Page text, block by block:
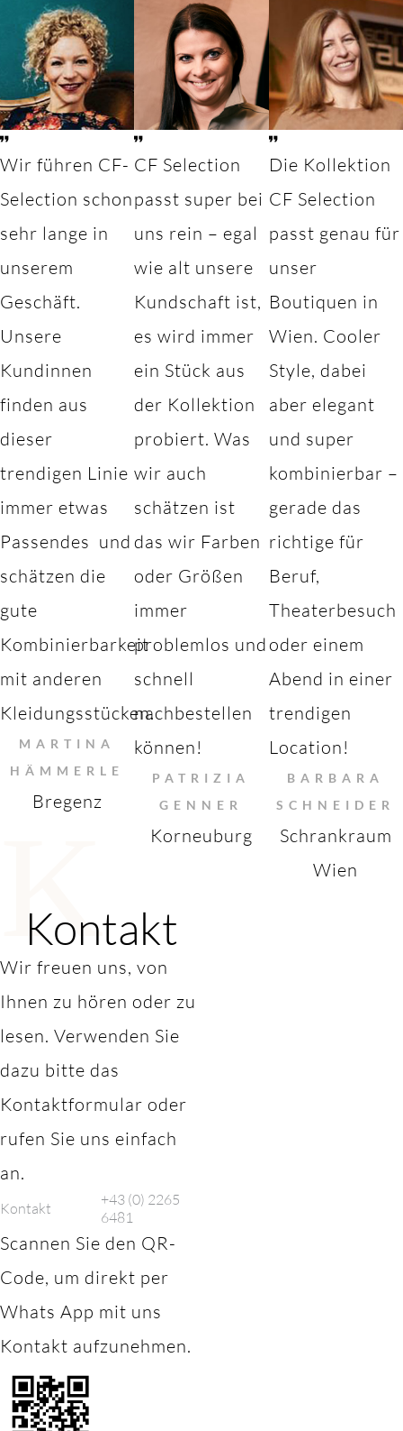
Wir führen CF-
Selection schon
sehr lange in
unserem
Geschäft.
Unsere
Kundinnen
finden aus
dieser
trendigen Linie
immer etwas
Passendes und
schätzen die
gute
Kombinierbarkeit
mit anderen
Kleidungsstücken.
MARTINA
HÄMMERLE
Bregenz
CF Selection
passt super bei
uns rein – egal
wie alt unsere
Kundschaft ist,
es wird immer
ein Stück aus
der Kollektion
probiert. Was
wir auch
schätzen ist
das wir Farben
oder Größen
immer
problemlos und
schnell
nachbestellen
können!
PATRIZIA
GENNER
Korneuburg
Die Kollektion
CF Selection
passt genau für
unser
Boutiquen in
Wien. Cooler
Style, dabei
aber elegant
und super
kombinierbar –
gerade das
richtige für
Beruf,
Theaterbesuch
oder einem
Abend in einer
trendigen
Location!
BARBARA
SCHNEIDER
Schrankraum
Wien
K
Kontakt
Wir freuen uns, von
Ihnen zu hören oder zu
lesen. Verwenden Sie
dazu bitte das
Kontaktformular oder
rufen Sie uns einfach
an.
Kontakt
+43 (0) 2265
6481
Scannen Sie den QR-
Code, um direkt per
Whats App mit uns
Kontakt aufzunehmen.